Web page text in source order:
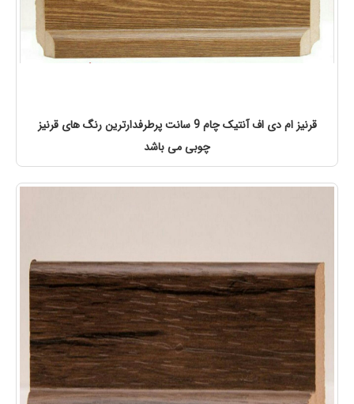
قرنیز ام دی اف آنتیک چام 9 سانت پرطرفدارترین رنگ های قرنیز
چوبی می باشد